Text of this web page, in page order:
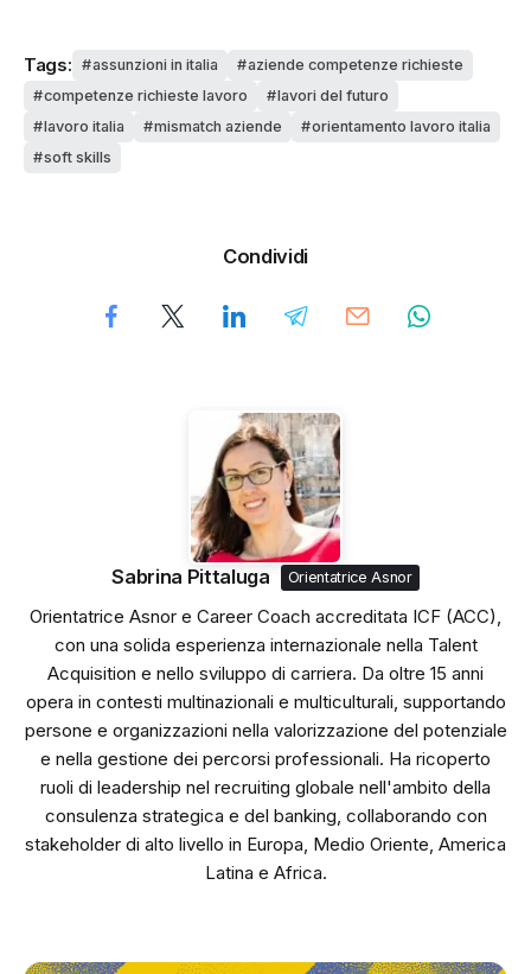
Tags: assunzioni in italia
aziende competenze richieste
competenze richieste lavoro
lavori del futuro
lavoro italia
mismatch aziende
orientamento lavoro italia
soft skills
Condividi
Sabrina Pittaluga Orientatrice Asnor
Orientatrice Asnor e Career Coach accreditata ICF (ACC),
con una solida esperienza internazionale nella Talent
Acquisition e nello sviluppo di carriera. Da oltre 15 anni
opera in contesti multinazionali e multiculturali, supportando
persone e organizzazioni nella valorizzazione del potenziale
e nella gestione dei percorsi professionali. Ha ricoperto
ruoli di leadership nel recruiting globale nell'ambito della
consulenza strategica e del banking, collaborando con
stakeholder di alto livello in Europa, Medio Oriente, America
Latina e Africa.